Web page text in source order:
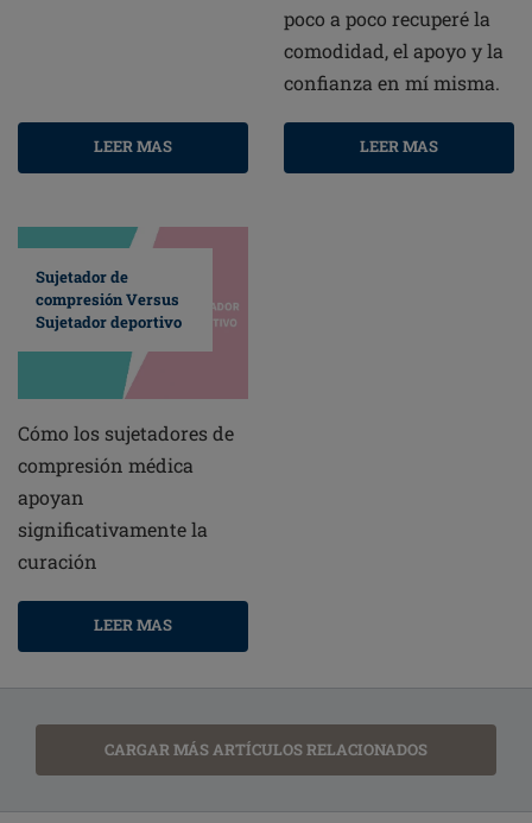
LEER MAS
poco a poco recuperé la
comodidad, el apoyo y la
confianza en mí misma.
LEER MAS
Sujetador de
compresión Versus
Sujetador deportivo
Cómo los sujetadores de
compresión médica
apoyan
significativamente la
curación
LEER MAS
CARGAR MÁS ARTÍCULOS RELACIONADOS